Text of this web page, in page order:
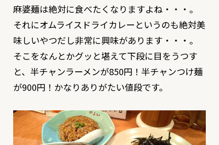
麻婆麺は絶対に食べたくなりますよね・・・。
それにオムライスドライカレーというのも絶対美
味しいやつだし非常に興味があります・・・。
そこをなんとかグッと堪えて下段に目をうつす
と、半チャンラーメンが850円！半チャンつけ麺
が900円！かなりありがたい値段です。